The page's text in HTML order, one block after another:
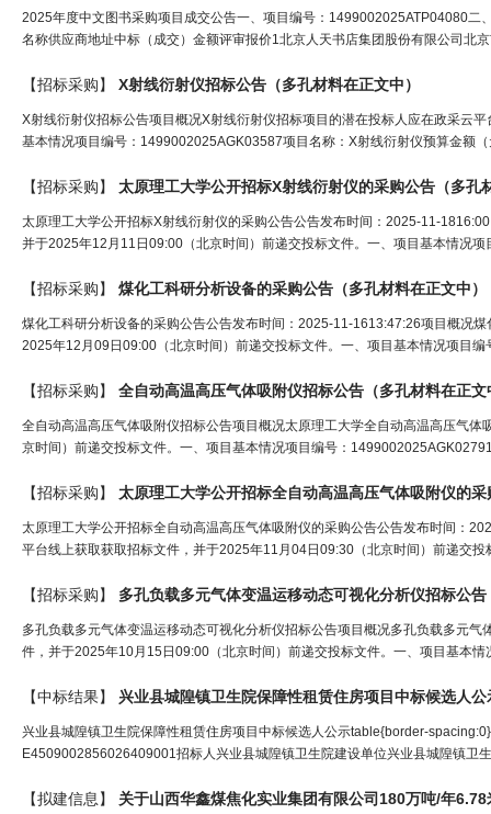
2025年度中文图书采购项目成交公告一、项目编号：1499002025ATP04080
名称供应商地址中标（成交）金额评审报价1北京人天书店集团股份有限公司北
【招标采购】 X射线衍射仪招标公告（多孔材料在正文中）
X射线衍射仪招标公告项目概况X射线衍射仪招标项目的潜在投标人应在政采云
基本情况项目编号：1499002025AGK03587项目名称：X射线衍射仪预算金额
【招标采购】 太原理工大学公开招标X射线衍射仪的采购公告（多孔
太原理工大学公开招标X射线衍射仪的采购公告公告发布时间：2025-11-
并于2025年12月11日09:00（北京时间）前递交投标文件。一、项目基本情况
【招标采购】 煤化工科研分析设备的采购公告（多孔材料在正文中）
煤化工科研分析设备的采购公告公告发布时间：2025-11-1613:47:26项目概况
2025年12月09日09:00（北京时间）前递交投标文件。一、项目基本情况项目
【招标采购】 全自动高温高压气体吸附仪招标公告（多孔材料在正文
全自动高温高压气体吸附仪招标公告项目概况太原理工大学全自动高温高压气
京时间）前递交投标文件。一、项目基本情况项目编号：
【招标采购】 太原理工大学公开招标全自动高温高压气体吸附仪的采
太原理工大学公开招标全自动高温高压气体吸附仪的采购公告公告发布时间：
平台线上获取获取招标文件，并于2025年11月04日09:30（北京时间）前递交
【招标采购】 多孔负载多元气体变温运移动态可视化分析仪招标公告
多孔负载多元气体变温运移动态可视化分析仪招标公告项目概况多孔负载多元
件，并于2025年10月15日09:00（北京时间）前递交投标文件。一、项目基本
【中标结果】 兴业县城隍镇卫生院保障性租赁住房项目中标候选人公
兴业县城隍镇卫生院保障性租赁住房项目中标候选人公示table{border-
E4509002856026409001招标人兴业县城隍镇卫生院建设单位兴业县城隍镇卫
【拟建信息】